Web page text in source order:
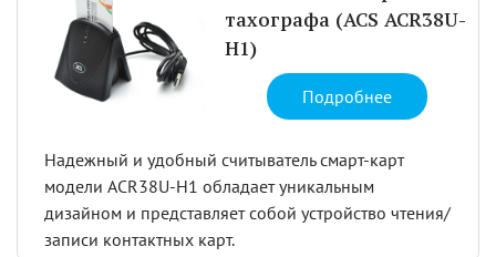
тахографа (ACS ACR38U-
H1)
Подробнее
Надежный и удобный считыватель смарт-карт
модели ACR38U-H1 обладает уникальным
дизайном и представляет собой устройство чтения/
записи контактных карт.